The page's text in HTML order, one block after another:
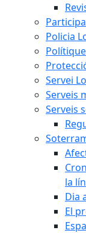
Policia
Servei
Serveis
Serveis
la
Dia
El